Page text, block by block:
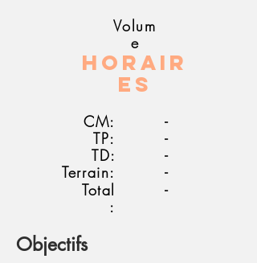
Volum
e
Horair
es
CM:
TP:
TD:
Terrain:
Total
:
-
-
-
-
-
Objectifs